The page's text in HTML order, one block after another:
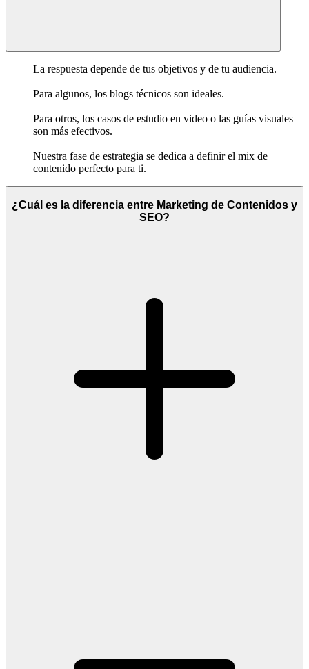
La respuesta depende de tus objetivos y de tu audiencia.
Para algunos, los blogs técnicos son ideales.
Para otros, los casos de estudio en video o las guías visuales
son más efectivos.
Nuestra fase de estrategia se dedica a definir el mix de
contenido perfecto para ti.
¿Cuál es la diferencia entre Marketing de Contenidos y
SEO?